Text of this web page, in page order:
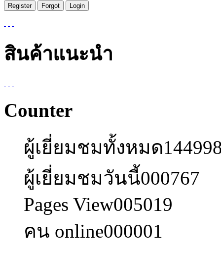
สินค้าแนะนำ
Counter
ผู้เยี่ยมชมทั้งหมด
ผู้เยี่ยมชมวันนี้000767
Pages View005019
คน online000001